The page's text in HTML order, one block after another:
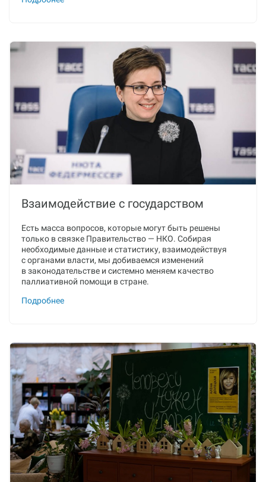
Взаимодействие с государством
Есть масса вопросов, которые могут быть решены
только в связке Правительство — НКО. Собирая
необходимые данные и статистику, взаимодействуя
с органами власти, мы добиваемся изменений
в законодательстве и системно меняем качество
паллиативной помощи в стране.
Подробнее